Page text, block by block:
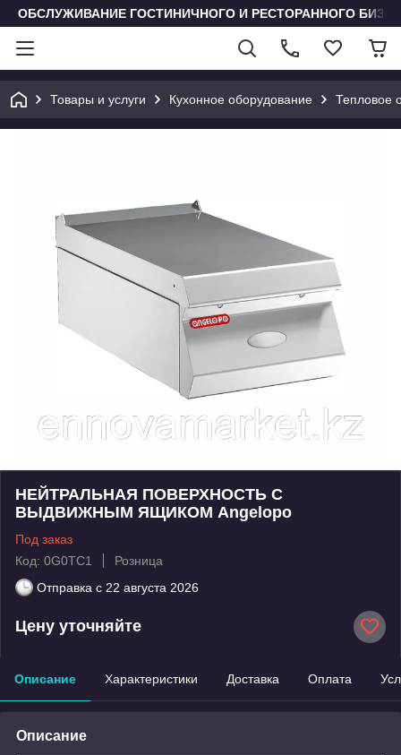
ОБСЛУЖИВАНИЕ ГОСТИНИЧНОГО И РЕСТОРАННОГО
Товары и услуги Кухонное оборудование Тепловое
НЕЙТРАЛЬНАЯ ПОВЕРХНОСТЬ С
ВЫДВИЖНЫМ ЯЩИКОМ Angelopo
Под заказ
Код: 0G0TC1
Розница
Отправка с 22 августа 2026
Цену уточняйте
Описание Характеристики Доставка Оплата
Описание